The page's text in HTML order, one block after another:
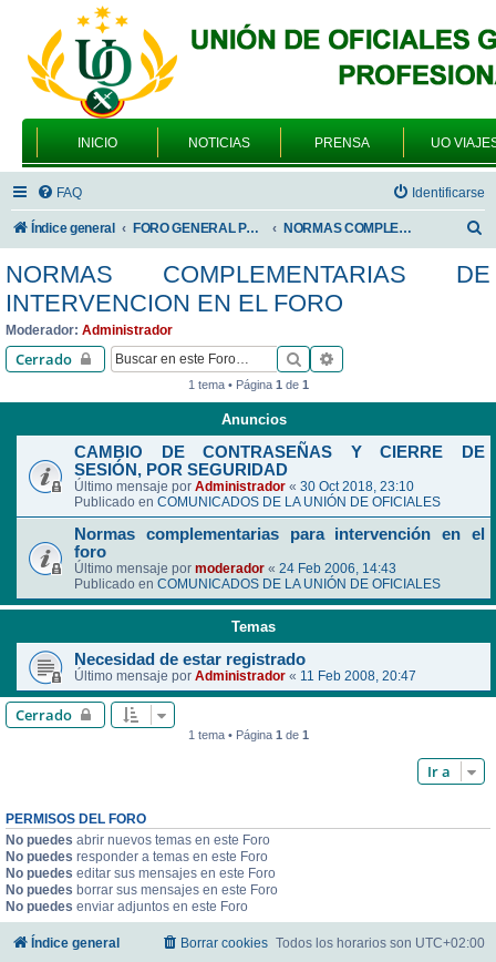
INICIO NOTICIAS PRENSA UO
FAQ Identificarse
Índice general FORO GENERAL PARA TODOS LOS USUARIOS NORMAS COMPLEMENTARIAS DE INTERVENCION EN EL FORO
s
NORMAS COMPLEMENTARIAS DE
INTERVENCION EN EL FORO
Moderador: Administrador
Cerrado Buscar
1 tema • Página 1de 1
Anuncios
CAMBIO DE CONTRASEÑAS Y CIERRE DE
SESIÓN, POR SEGURIDAD
Último mensaje por Administrador « 30 Oct 2018, 23:10
Publicado en COMUNICADOS DE LA UNIÓN DE OFICIALES
Normas complementarias para intervención en el
foro
Último mensaje por moderador « 24 Feb 2006, 14:43
Publicado en COMUNICADOS DE LA UNIÓN DE OFICIALES
Temas
Necesidad de estar registrado
Último mensaje por Administrador « 11 Feb 2008, 20:47
Cerrado
1 tema • Página 1de 1
Ir a
PERMISOS DEL FORO
No puedes abrir nuevos temas en este Foro
No puedes responder a temas en este Foro
No puedes editar sus mensajes en este Foro
No puedes borrar sus mensajes en este Foro
No puedes enviar adjuntos en este Foro
Índice general Todos los horarios son UTC+02:00
Borrar cookies